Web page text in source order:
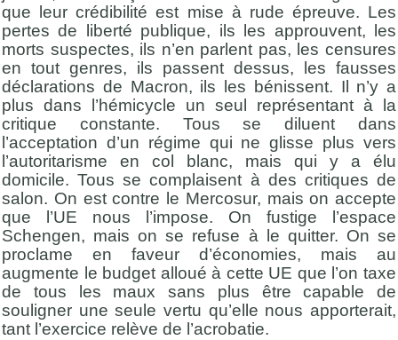
que leur crédibilité est mise à rude épreuve. Les
pertes de liberté publique, ils les approuvent, les
morts suspectes, ils n’en parlent pas, les censures
en tout genres, ils passent dessus, les fausses
déclarations de Macron, ils les bénissent. Il n’y a
plus dans l’hémicycle un seul représentant à la
critique constante. Tous se diluent dans
l’acceptation d’un régime qui ne glisse plus vers
l’autoritarisme en col blanc, mais qui y a élu
domicile. Tous se complaisent à des critiques de
salon. On est contre le Mercosur, mais on accepte
que l’UE nous l’impose. On fustige l’espace
Schengen, mais on se refuse à le quitter. On se
proclame en faveur d’économies, mais au
augmente le budget alloué à cette UE que l’on taxe
de tous les maux sans plus être capable de
souligner une seule vertu qu’elle nous apporterait,
tant l’exercice relève de l’acrobatie.